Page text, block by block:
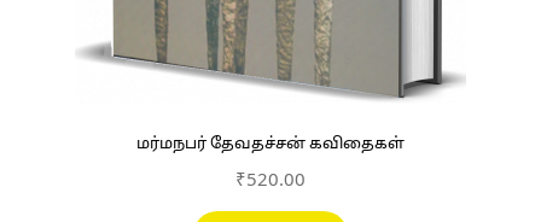
மர்மநபர் தேவதச்சன் கவிதைகள்
₹520.00